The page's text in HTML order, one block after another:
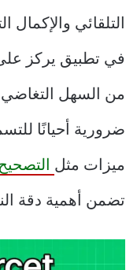
التلقائي والإكمال
من السهل
ضرورية أحيانًا
ميزات مثل
تضمن أهمية دقة